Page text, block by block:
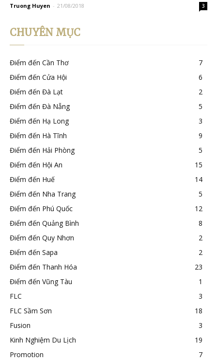
Truong Huyen - 21/08/2018 3
CHUYÊN MỤC
Điểm đến Cần Thơ
7
Điểm đến Cửa Hội
6
Điểm đến Đà Lạt
2
Điểm đến Đà Nẵng
5
Điểm đến Hạ Long
3
Điểm đến Hà Tĩnh
9
Điểm đến Hải Phòng
5
Điểm đến Hội An
15
Điểm đến Huế
14
Điểm đến Nha Trang
5
Điểm đến Phú Quốc
12
Điểm đến Quảng Bình
8
Điểm đến Quy Nhơn
2
Điểm đến Sapa
2
Điểm đến Thanh Hóa
23
Điểm đến Vũng Tàu
1
FLC
3
FLC Sầm Sơn
18
Fusion
3
Kinh Nghiệm Du Lịch
19
Promotion
7